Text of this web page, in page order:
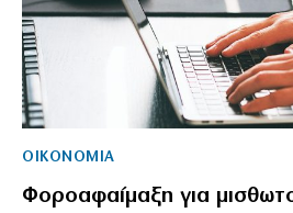
ΟΙΚΟΝΟΜΙΑ
Φοροαφαίμαξη για